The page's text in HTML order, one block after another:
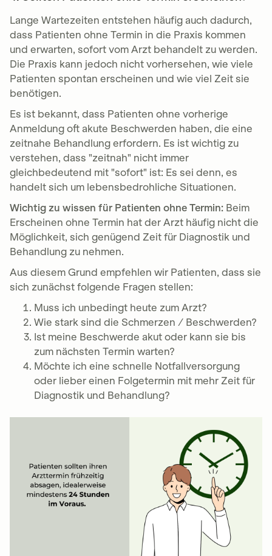
Lange Wartezeiten entstehen häufig auch dadurch,
dass Patienten ohne Termin in die Praxis kommen
und erwarten, sofort vom Arzt behandelt zu werden.
Die Praxis kann jedoch nicht vorhersehen, wie viele
Patienten spontan erscheinen und wie viel Zeit sie
benötigen.
Es ist bekannt, dass Patienten ohne vorherige
Anmeldung oft akute Beschwerden haben, die eine
zeitnahe Behandlung erfordern. Es ist wichtig zu
verstehen, dass "zeitnah" nicht immer
gleichbedeutend mit "sofort" ist: Es sei denn, es
handelt sich um lebensbedrohliche Situationen.
Wichtig zu wissen für Patienten ohne Termin: Beim
Erscheinen ohne Termin hat der Arzt häufig nicht die
Möglichkeit, sich genügend Zeit für Diagnostik und
Behandlung zu nehmen.
Aus diesem Grund empfehlen wir Patienten, dass sie
sich zunächst folgende Fragen stellen:
Muss ich unbedingt heute zum Arzt?
Wie stark sind die Schmerzen / Beschwerden?
Ist meine Beschwerde akut oder kann sie bis
zum nächsten Termin warten?
Möchte ich eine schnelle Notfallversorgung
oder lieber einen Folgetermin mit mehr Zeit für
Diagnostik und Behandlung?